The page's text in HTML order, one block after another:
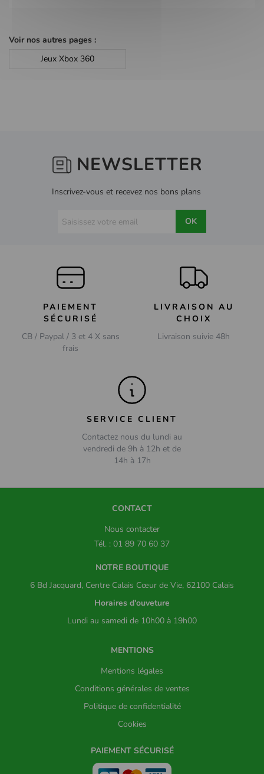
Voir nos autres pages :
Jeux Xbox 360
NEWSLETTER
Inscrivez-vous et recevez nos bons plans
OK
PAIEMENT
SÉCURISÉ
CB / Paypal / 3 et 4 X sans
frais
LIVRAISON AU
CHOIX
Livraison suivie 48h
SERVICE CLIENT
Contactez nous du lundi au
vendredi de 9h à 12h et de
14h à 17h
CONTACT
Nous contacter
Tél. : 01 89 70 60 37
NOTRE BOUTIQUE
6 Bd Jacquard, Centre Calais Cœur de Vie, 62100 Calais
Horaires d'ouveture
Lundi au samedi de 10h00 à 19h00
MENTIONS
Mentions légales
Conditions générales de ventes
Politique de confidentialité
Cookies
PAIEMENT SÉCURISÉ